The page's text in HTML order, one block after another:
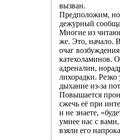
вызван.
Предположим,
дежурный
Многие из
же. Это, начало.
очаг
катехоламинов.
адреналин,
лихорадки. Резко
дыхание из-за
Повышается
сжечь её при
и не знаете,
умнее нас с
взяли его